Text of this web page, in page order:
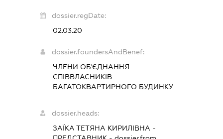
dossier.regDate:
02.03.20
dossier.foundersAndBenef:
ЧЛЕНИ ОБ'ЄДНАННЯ
СПІВВЛАСНИКІВ
БАГАТОКВАРТИРНОГО БУДИНКУ
dossier.heads:
ЗАЇКА ТЕТЯНА КИРИЛІВНА -